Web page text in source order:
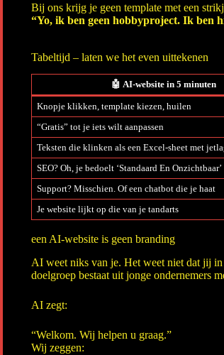
Bij ons krijg je geen template met een
“Yo, ik ben geen hobbyproject. Ik ben
Tabeltijd – laten we het even uittekenen
🤖 AI-website in 5 minuten
Knopje klikken, template kiezen, huilen
“Gratis” tot je iets wilt aanpassen
Teksten die klinken als een Excel-sheet met
SEO? Oh, je bedoelt ‘Standaard En Onzichtbaar’
Support? Misschien. Of een chatbot die je haat
Je website lijkt op die van je tandarts
een AI-website is geen branding
AI weet niks van je. Het weet niet dat jij
doelgroep bestaat uit jonge ondernemers
AI zegt:
“Welkom. Wij helpen u graag.”
Wij zeggen: